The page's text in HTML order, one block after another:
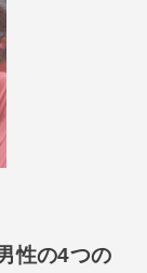
性の4つの